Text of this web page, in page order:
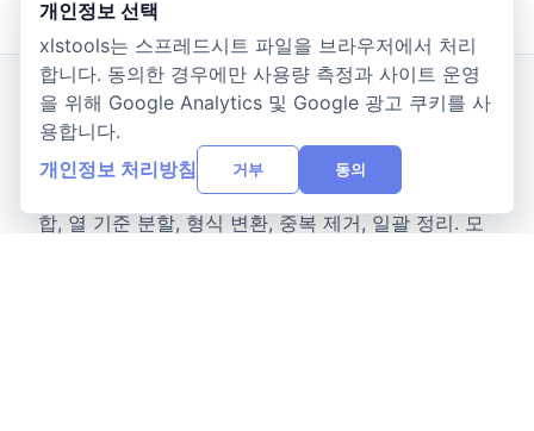
X xlstools
6가지 무료 온라인 Excel 도구: 파일 비교, 워크북 병
합, 열 기준 분할, 형식 변환, 중복 제거, 일괄 정리. 모
개인정보 선택
xlstools는 스프레드시트 파일을 브라우저에서 처리
합니다. 동의한 경우에만 사용량 측정과 사이트 운영
을 위해 Google Analytics 및 Google 광고 쿠키를 사
용합니다.
개인정보 처리방침
거부 동의